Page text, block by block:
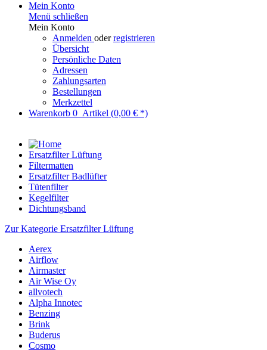
Mein Konto
Menü schließen
Mein Konto
Anmelden oderregistrieren
Übersicht
Persönliche Daten
Adressen
Zahlungsarten
Bestellungen
Merkzettel
Warenkorb 0 Artikel (0,00 € *)
Ersatzfilter Lüftung
Filtermatten
Ersatzfilter Badlüfter
Tütenfilter
Kegelfilter
Dichtungsband
Zur Kategorie Ersatzfilter Lüftung
Aerex
Airflow
Airmaster
Air Wise Oy
allvotech
Alpha Innotec
Benzing
Brink
Buderus
Cosmo